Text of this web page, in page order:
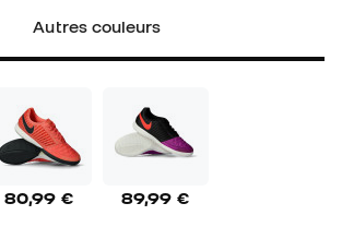
Autres couleurs
80,99 € 89,99 €